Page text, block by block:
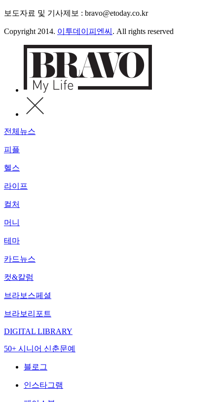
보도자료 및 기사제보 : bravo@etoday.co.kr
Copyright 2014. 이투데이피엔씨 . All rights reserved
전체뉴스
피플
헬스
라이프
컬처
머니
테마
카드뉴스
컷&칼럼
브라보스페셜
브라보리포트
DIGITAL LIBRARY
50+ 시니어 신춘문예
블로그
인스타그램